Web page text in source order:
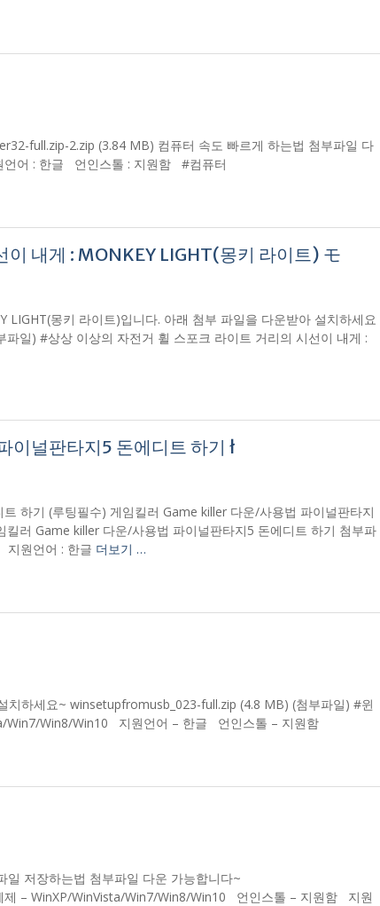
full.zip-2.zip (3.84 MB) 컴퓨터 속도 빠르게 하는법 첨부파일 다
어 : 한글 언인스톨 : 지원함 #컴퓨터
이 내게 : MONKEY LIGHT(몽키 라이트) モ
몽키 라이트)입니다. 아래 첨부 파일을 다운받아 설치하세요
일) #상상 이상의 자전거 휠 스포크 라이트 거리의 시선이 내게 :
널판타지5 돈에디트 하기 ł
하기 (루팅필수) 게임킬러 Game killer 다운/사용법 파이널판타지
러 Game killer 다운/사용법 파이널판타지5 돈에디트 하기 첨부파
원언어 : 한글 더보기 …
치하세요~ winsetupfromusb_023-full.zip (4.8 MB) (첨부파일) #윈
Win7/Win8/Win10 지원언어 – 한글 언인스톨 – 지원함
일 저장하는법 첨부파일 다운 가능합니다~
– WinXP/WinVista/Win7/Win8/Win10 언인스톨 – 지원함 지원